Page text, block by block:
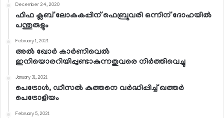
December 24, 2020
ഫിഫ ക്ലബ് ലോകകപ്പിന് ഫെബ്രുവരി ഒന്നിന് ദോഹയില്‍
പന്തുരുളും
February 1, 2021
അല്‍ ഖോര്‍ കാര്‍ണിവെല്‍
ഇനിയൊരറിയിപ്പുണ്ടാകുന്നതുവരെ നിര്‍ത്തിവെച്ചു
January 31, 2021
പെട്രോള്‍, ഡീസല്‍ കുത്തനെ വര്‍ദ്ധിപ്പിച്ച് ഖത്തര്‍
പെട്രോളിയം
February 5, 2021